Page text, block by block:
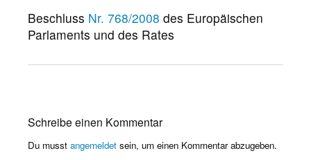
Beschluss Nr. 768/2008 des Europäischen
Parlaments und des Rates
Schreibe einen Kommentar
Du musst angemeldet sein, um einen Kommentar abzugeben.